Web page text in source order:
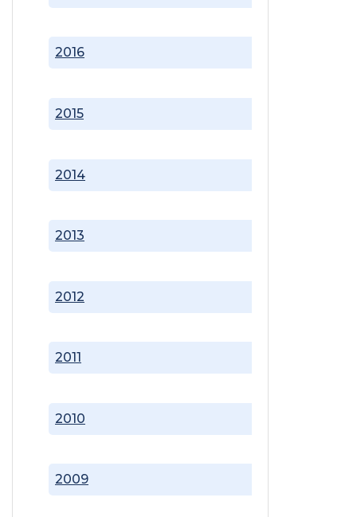
2009
2010
2011
2012
2013
2014
2015
2016